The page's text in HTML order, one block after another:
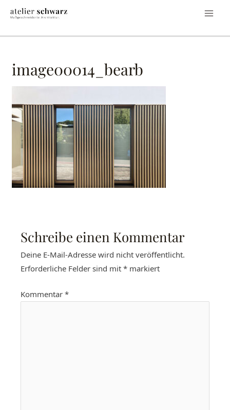
image00014_bearb
Schreibe einen Kommentar
Deine E-Mail-Adresse wird nicht veröffentlicht.
Erforderliche Felder sind mit* markiert
Kommentar*